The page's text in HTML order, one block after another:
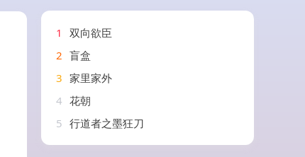
1
双向欲臣
2 盲盒
3 家里家外
4 花朝
5 行道者之墨狂刀